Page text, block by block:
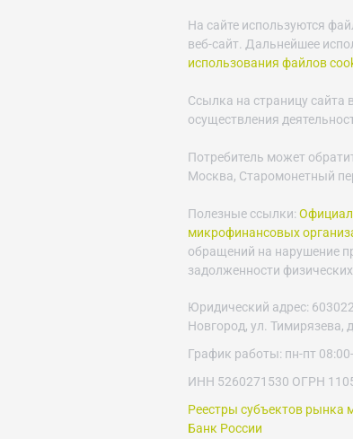
На сайте используются
веб-сайт. Дальнейшее
использования файлов
Ссылка на страницу сайта
осуществления
Потребитель может
Москва, Старомонетный
Полезные ссылки:
микрофинансовых
обращений на нарушение
задолженности
Юридический адрес:
Новгород, ул. Тимирязева,
График работы: пн-пт
ИНН 5260271530 ОГРН
Реестры субъектов рынка
Банк России